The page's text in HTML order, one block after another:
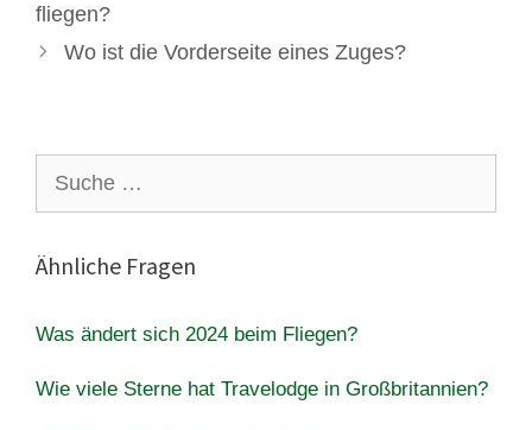
fliegen?
Wo ist die Vorderseite eines Zuges?
nach:
Ähnliche Fragen
Was ändert sich 2024 beim Fliegen?
Wie viele Sterne hat Travelodge in Großbritannien?